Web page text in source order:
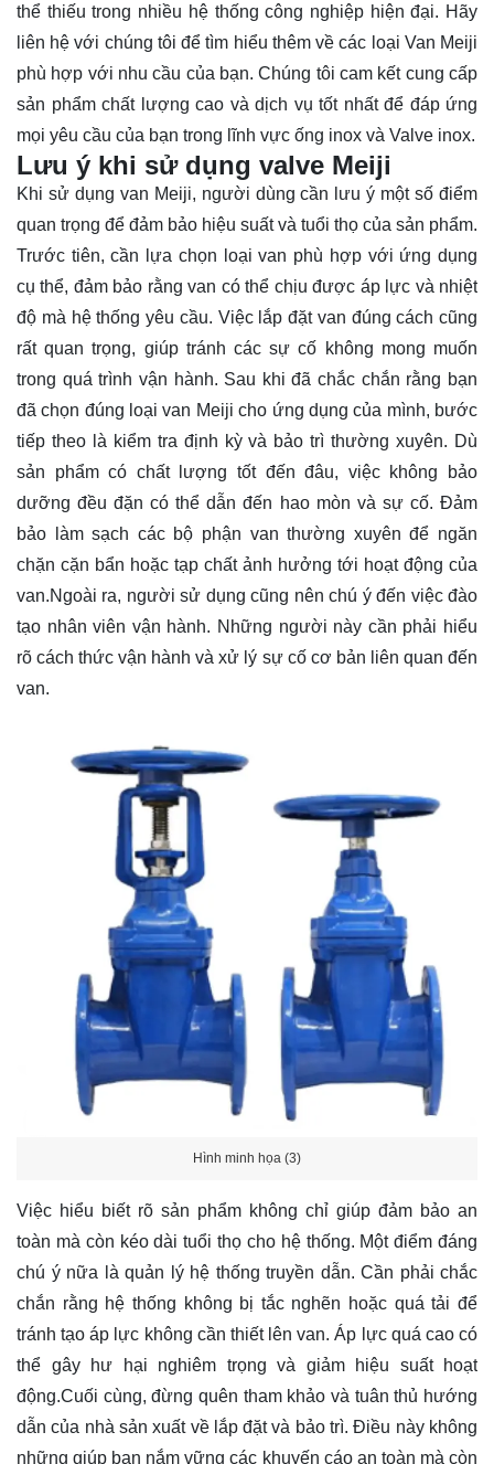
thể thiếu trong nhiều hệ thống công nghiệp hiện đại. Hãy
liên hệ với chúng tôi để tìm hiểu thêm về các loại Van Meiji
phù hợp với nhu cầu của bạn. Chúng tôi cam kết cung cấp
sản phẩm chất lượng cao và dịch vụ tốt nhất để đáp ứng
mọi yêu cầu của bạn trong lĩnh vực ống inox và Valve inox.
Lưu ý khi sử dụng valve Meiji
Khi sử dụng van Meiji, người dùng cần lưu ý một số điểm
quan trọng để đảm bảo hiệu suất và tuổi thọ của sản phẩm.
Trước tiên, cần lựa chọn loại van phù hợp với ứng dụng
cụ thể, đảm bảo rằng van có thể chịu được áp lực và nhiệt
độ mà hệ thống yêu cầu. Việc lắp đặt van đúng cách cũng
rất quan trọng, giúp tránh các sự cố không mong muốn
trong quá trình vận hành. Sau khi đã chắc chắn rằng bạn
đã chọn đúng loại van Meiji cho ứng dụng của mình, bước
tiếp theo là kiểm tra định kỳ và bảo trì thường xuyên. Dù
sản phẩm có chất lượng tốt đến đâu, việc không bảo
dưỡng đều đặn có thể dẫn đến hao mòn và sự cố. Đảm
bảo làm sạch các bộ phận van thường xuyên để ngăn
chặn cặn bẩn hoặc tạp chất ảnh hưởng tới hoạt động của
van.Ngoài ra, người sử dụng cũng nên chú ý đến việc đào
tạo nhân viên vận hành. Những người này cần phải hiểu
rõ cách thức vận hành và xử lý sự cố cơ bản liên quan đến
van.
Hình minh họa (3)
Việc hiểu biết rõ sản phẩm không chỉ giúp đảm bảo an
toàn mà còn kéo dài tuổi thọ cho hệ thống. Một điểm đáng
chú ý nữa là quản lý hệ thống truyền dẫn. Cần phải chắc
chắn rằng hệ thống không bị tắc nghẽn hoặc quá tải để
tránh tạo áp lực không cần thiết lên van. Áp lực quá cao có
thể gây hư hại nghiêm trọng và giảm hiệu suất hoạt
động.Cuối cùng, đừng quên tham khảo và tuân thủ hướng
dẫn của nhà sản xuất về lắp đặt và bảo trì. Điều này không
những giúp bạn nắm vững các khuyến cáo an toàn mà còn